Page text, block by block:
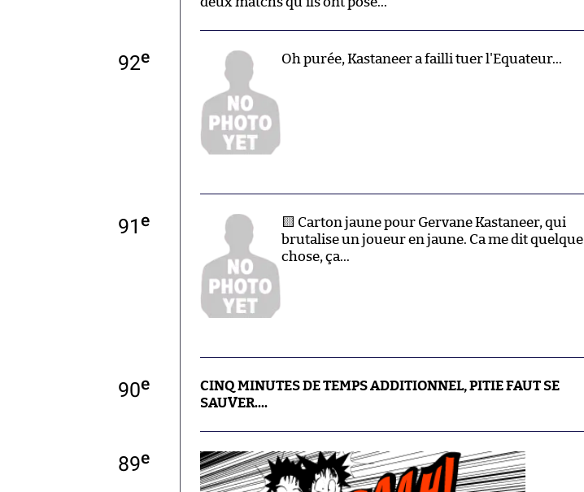
92e Oh purée, Kastaneer a failli tuer l'Equateur...
91 e
🟨 Carton jaune pour Gervane Kastaneer, qui
brutalise un joueur en jaune. Ca me dit quelque
chose, ça...
90e
CINQ MINUTES DE TEMPS ADDITIONNEL, PITIE FAUT SE
SAUVER....
89e